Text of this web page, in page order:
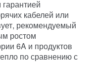
кабелей или
рекомендуемый
ростом
6A и продуктов
по сравнениюс